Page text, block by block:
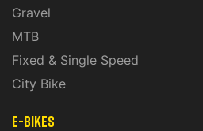
Gravel
MTB
Fixed & Single Speed
City Bike
E-Bikes